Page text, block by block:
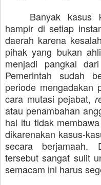
Banyak kasus
hampir di setiap
daerah karena
pihak yang bukan
menjadi pangkal
Pemerintah sudah
periode mengadakan
cara mutasi pejabat,
atau penambahan
hal itu tidak
dikarenakan kasus-
secara berjamaah.
tersebut sangat sulit
semacam ini harus